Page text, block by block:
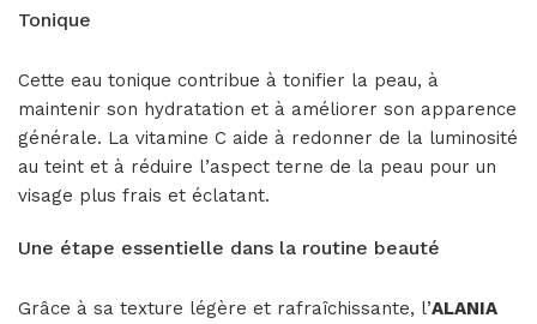
Tonique
Cette eau tonique contribue à tonifier la peau, à
maintenir son hydratation et à améliorer son apparence
générale. La vitamine C aide à redonner de la luminosité
au teint et à réduire l’aspect terne de la peau pour un
visage plus frais et éclatant.
Une étape essentielle dans la routine beauté
Grâce à sa texture légère et rafraîchissante, l’ALANIA